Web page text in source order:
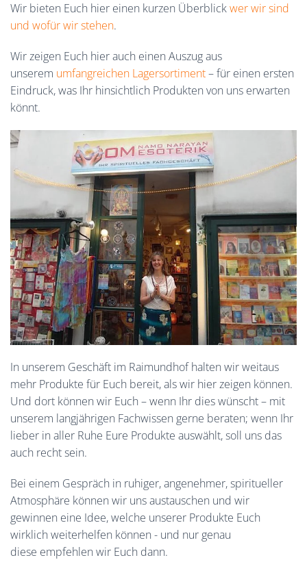
Wir bieten Euch hier einen kurzen Überblickwer wir sind
und wofür wir stehen.
Wir zeigen Euch hier auch einen Auszug aus
unserem umfangreichen Lagersortiment– für einen ersten
Eindruck, was Ihr hinsichtlich Produkten von uns erwarten
könnt.
In unserem Geschäft im Raimundhof halten wir weitaus
mehr Produkte für Euch bereit, als wir hier zeigen können.
Und dort können wir Euch – wenn Ihr dies wünscht – mit
unserem langjährigen Fachwissen gerne beraten; wenn Ihr
lieber in aller Ruhe Eure Produkte auswählt, soll uns das
auch recht sein.
Bei einem Gespräch in ruhiger, angenehmer, spiritueller
Atmosphäre können wir uns austauschen und wir
gewinnen eine Idee, welche unserer Produkte Euch
wirklich weiterhelfen können - und nur genau
diese empfehlen wir Euch dann.